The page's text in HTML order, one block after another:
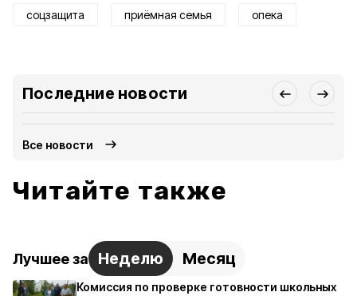
соцзащита приёмная семья опека
Последние новости
Все новости
Читайте также
Лучшее за Неделю Месяц
Комиссия по проверке готовности школьных